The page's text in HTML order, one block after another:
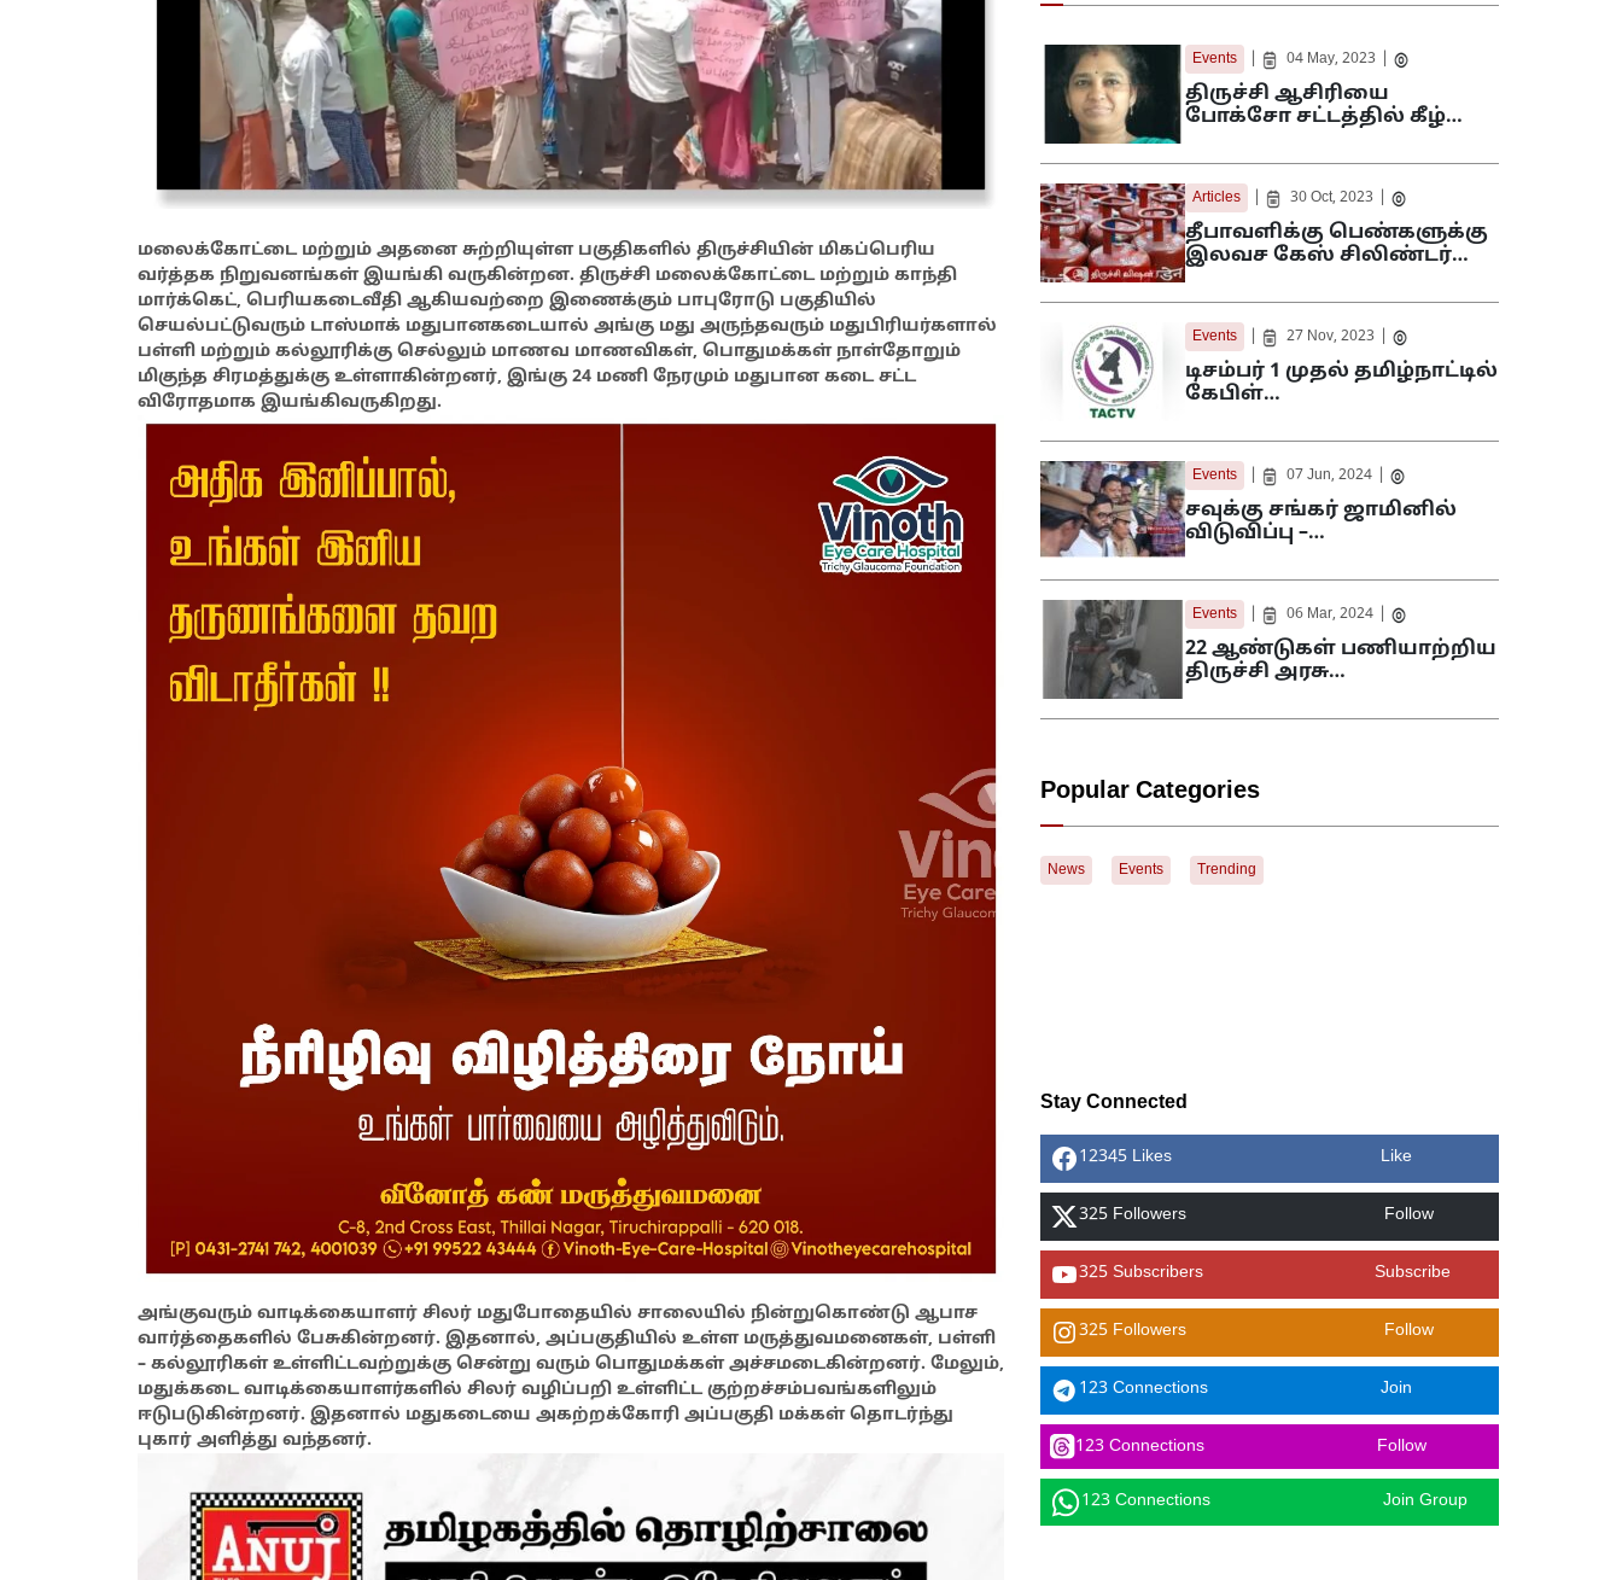
மலைக்கோட்டை மற்றும் அதனை சுற்றியுள்ள பகுதிகளில் திருச்சியின் மிகப்பெரிய
வர்த்தக நிறுவனங்கள் இயங்கி வருகின்றன. திருச்சி மலைக்கோட்டை மற்றும் காந்தி
மார்க்கெட், பெரியகடைவீதி ஆகியவற்றை இணைக்கும் பாபுரோடு பகுதியில்
செயல்பட்டுவரும் டாஸ்மாக் மதுபானகடையால் அங்கு மது அருந்தவரும் மதுபிரியர்களால்
பள்ளி மற்றும் கல்லூரிக்கு செல்லும் மாணவ மாணவிகள், பொதுமக்கள் நாள்தோறும்
மிகுந்த சிரமத்துக்கு உள்ளாகின்றனர், இங்கு 24 மணி நேரமும் மதுபான கடை சட்ட
விரோதமாக இயங்கிவருகிறது.
அங்குவரும் வாடிக்கையாளர் சிலர் மதுபோதையில் சாலையில் நின்றுகொண்டு ஆபாச
வார்த்தைகளில் பேசுகின்றனர். இதனால், அப்பகுதியில் உள்ள மருத்துவமனைகள், பள்ளி
– கல்லூரிகள் உள்ளிட்டவற்றுக்கு சென்று வரும் பொதுமக்கள் அச்சமடைகின்றனர். மேலும்,
மதுக்கடை வாடிக்கையாளர்களில் சிலர் வழிப்பறி உள்ளிட்ட குற்றச்சம்பவங்களிலும்
ஈடுபடுகின்றனர். இதனால் மதுகடையை அகற்றக்கோரி அப்பகுதி மக்கள் தொடர்ந்து
புகார் அளித்து வந்தனர்.
Events 04 May, 2023
திருச்சி ஆசிரியை
போக்சோ சட்டத்தில் கீழ்…
Articles 30 Oct, 2023
தீபாவளிக்கு பெண்களுக்கு
இலவச கேஸ் சிலிண்டர்…
Events 27 Nov, 2023
டிசம்பர் 1 முதல் தமிழ்நாட்டில்
கேபிள்…
Events 07 Jun, 2024
சவுக்கு சங்கர் ஜாமினில்
விடுவிப்பு –…
Events 06 Mar, 2024
22 ஆண்டுகள் பணியாற்றிய
திருச்சி அரசு…
Popular Categories
News Events Trending
Stay Connected
12345 Likes Like
325 Followers Follow
325 Subscribers Subscribe
325 Followers Follow
123 Connections Join
123 Connections Follow
123 Connections Join Group